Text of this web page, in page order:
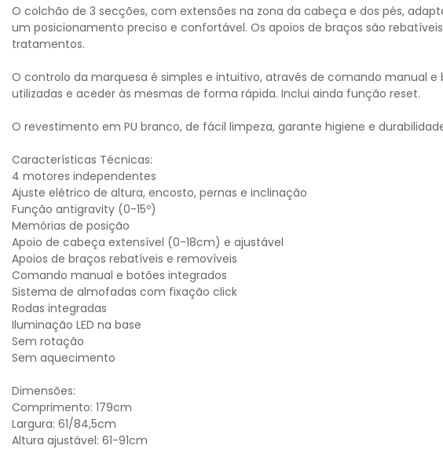
O colchão de 3 secções, com extensões na zona da cabeça e dos pés,
um posicionamento preciso e confortável. Os apoios de braços são
tratamentos.
O controlo da marquesa é simples e intuitivo, através de comando manual
utilizadas e aceder às mesmas de forma rápida. Inclui ainda função reset.
O revestimento em PU branco, de fácil limpeza, garante higiene e
Características Técnicas:
4 motores independentes
Ajuste elétrico de altura, encosto, pernas e inclinação
Função antigravity (0-15º)
Memórias de posição
Apoio de cabeça extensível (0-18cm) e ajustável
Apoios de braços rebatíveis e removíveis
Comando manual e botões integrados
Sistema de almofadas com fixação click
Rodas integradas
Iluminação LED na base
Sem rotação
Sem aquecimento
Dimensões:
Comprimento: 179cm
Largura: 61/84,5cm
Altura ajustável: 61-91cm